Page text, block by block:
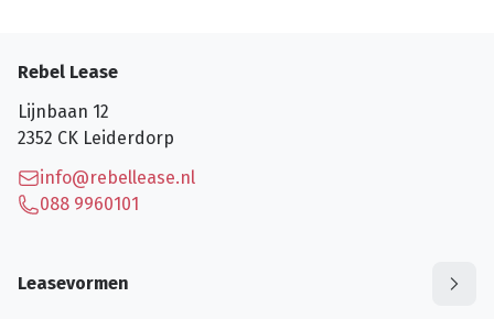
Rebel Lease
Lijnbaan 12
2352 CK Leiderdorp
info@rebellease.nl
088 9960101
Leasevormen